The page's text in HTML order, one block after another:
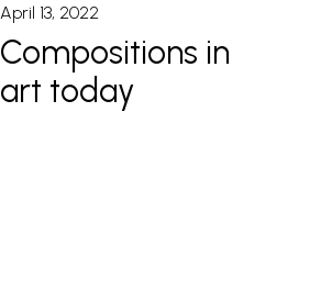
April 13, 2022
Compositions in
art today